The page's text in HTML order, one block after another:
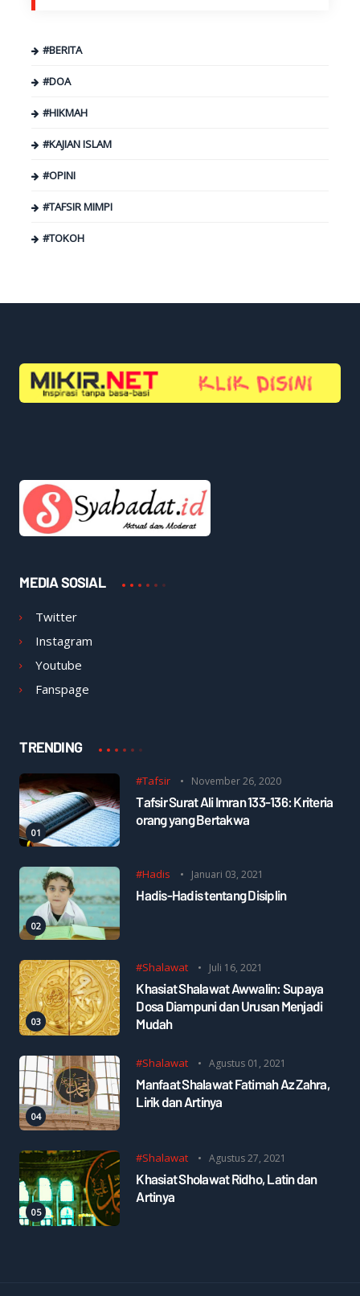
#BERITA
#DOA
#HIKMAH
#KAJIAN ISLAM
#OPINI
#TAFSIR MIMPI
#TOKOH
MEDIA SOSIAL
Twitter
Instagram
Youtube
Fanspage
TRENDING
#Tafsir November 26, 2020
Tafsir Surat Ali Imran 133-136: Kriteria
orang yang Bertakwa
#Hadis Januari 03, 2021
Hadis-Hadis tentang Disiplin
#Shalawat Juli 16, 2021
Khasiat Shalawat Awwalin: Supaya
Dosa Diampuni dan Urusan Menjadi
Mudah
#Shalawat Agustus 01, 2021
Manfaat Shalawat Fatimah Az Zahra,
Lirik dan Artinya
#Shalawat Agustus 27, 2021
Khasiat Sholawat Ridho, Latin dan
Artinya